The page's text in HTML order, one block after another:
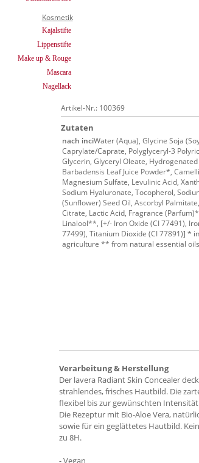
Kosmetik
Kajalstifte
Lippenstifte
Make up & Rouge
Mascara
Nagellack
Artikel-Nr.: 100369
Zutaten
nach inciWater (Aqua), Glycine Soja
Caprylate/Caprate, Polyglyceryl-3
Glycerin, Glyceryl Oleate,
Barbadensis Leaf Juice Powder*,
Magnesium Sulfate, Levulinic Acid,
Sodium Hyaluronate, Tocopherol,
(Sunflower) Seed Oil, Ascorbyl
Citrate, Lactic Acid, Fragrance
Linalool**, [+/- Iron Oxide (CI 77491),
77499), Titanium Dioxide (CI 77891)] *
agriculture ** from natural essential oils
Verarbeitung & Herstellung
Der lavera Radiant Skin Concealer
strahlendes, frisches Hautbild. Die
flexibel bis zur gewünschten
Die Rezeptur mit Bio-Aloe Vera,
sowie für ein geglättetes Hautbild.
zu 8H.
- Vegan